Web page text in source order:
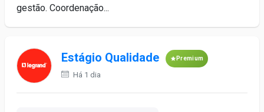
gestão. Coordenação...
Estágio Qualidade Premium
Há 1 dia